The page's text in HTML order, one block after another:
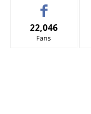
22,046
Fans